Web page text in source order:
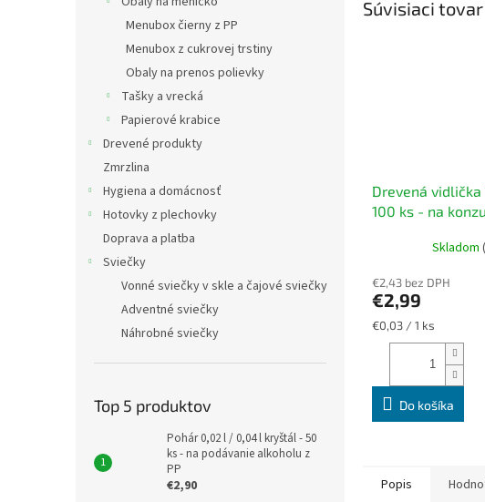
Menubox čierny z PP
Menubox z cukrovej trstiny
Obaly na prenos polievky
Tašky a vrecká
Papierové krabice
Drevené produkty
Zmrzlina
Hygiena a domácnosť
Hotovky z plechovky
Doprava a platba
Sviečky
Vonné sviečky v skle a čajové sviečky
Adventné sviečky
Náhrobné sviečky
Top 5 produktov
Pohár 0,02 l / 0,04 l kryštál - 50
ks - na podávanie alkoholu z
PP
€2,90
Súvisiaci tovar
Drevená vidlička
100 ks - na
Skladom
€2,43 bez DPH
€2,99
Jednotková
cena:
€0,03 / 1 ks
Do košíka
Popis